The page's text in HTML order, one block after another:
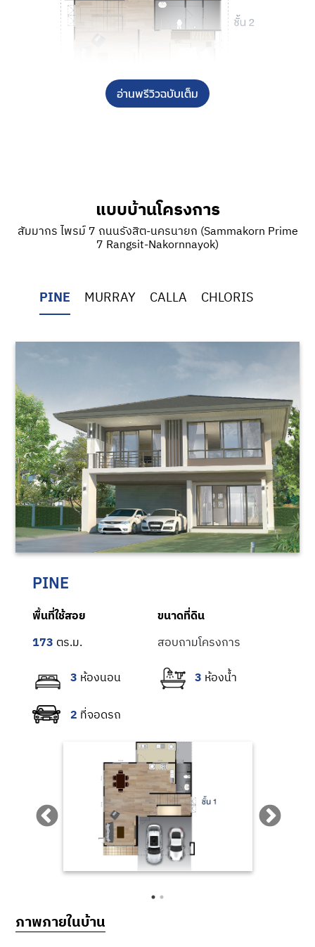
ห้องครัว ห้องอเนกประลงค์ และ 2 ที่จอดรถเช่นเคย
ซึ่งแบบบ้านของโครงการSammakorn Pride 7
ความเป็นสัดเป็นส่วน โดยสิ่งอำนวยความสะดวก
ภาพตัวอย่างโครงการSammakorn Pride 7
ถนนรังสิต-นครนายก
ภาพตัวอย่างโครงการ Sammakorn Pride 7 ถนนรังสิต-นครนายก
อ่านพรีวิวฉบับเต็ม
แบบบ้านโครงการ
สัมมากร ไพรม์ 7 ถนนรังสิต-นครนายก (Sammakorn Prime
7 Rangsit-Nakornnayok)
PINE MURRAY CALLA CHLORIS
PINE
พื้นที่ใช้สอย
173
ขนาดที่ดิน
สอบถามโครงการ
3
3
2
ภาพภายในบ้าน